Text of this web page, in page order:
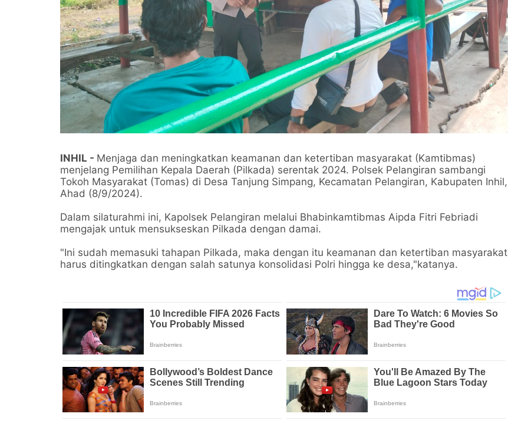
INHIL - Menjaga dan meningkatkan keamanan dan ketertiban masyarakat (Kamtibmas)
menjelang Pemilihan Kepala Daerah (Pilkada) serentak 2024. Polsek Pelangiran sambangi
Tokoh Masyarakat (Tomas) di Desa Tanjung Simpang, Kecamatan Pelangiran, Kabupaten Inhil,
Ahad (8/9/2024).
Dalam silaturahmi ini, Kapolsek Pelangiran melalui Bhabinkamtibmas Aipda Fitri Febriadi
mengajak untuk mensukseskan Pilkada dengan damai.
"Ini sudah memasuki tahapan Pilkada, maka dengan itu keamanan dan ketertiban masyarakat
harus ditingkatkan dengan salah satunya konsolidasi Polri hingga ke desa,"katanya.